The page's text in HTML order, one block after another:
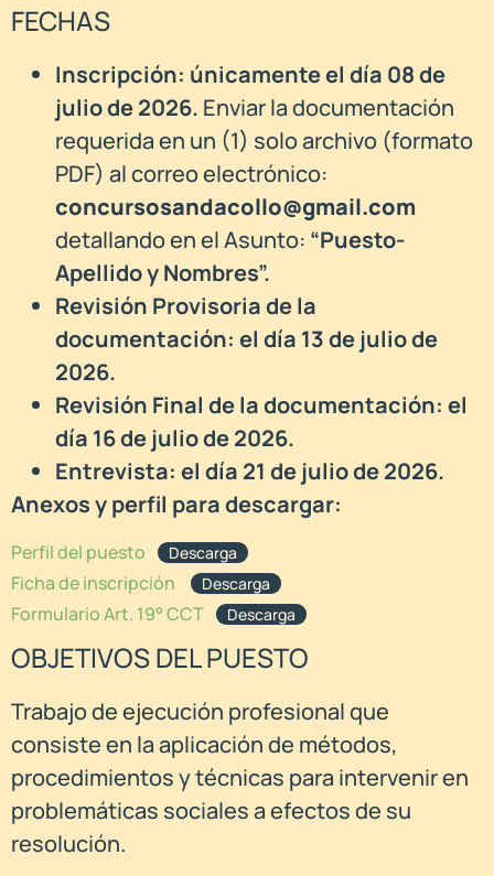
FECHAS
Inscripción: únicamente el día 08 de
julio de 2026. Enviar la documentación
requerida en un (1) solo archivo (formato
PDF) al correo electrónico:
concursosandacollo@gmail.com
detallando en el Asunto: “Puesto-
Apellido y Nombres”.
Revisión Provisoria de la
documentación: el día 13 de julio de
2026.
Revisión Final de la documentación: el
día 16 de julio de 2026.
Entrevista: el día 21 de julio de 2026.
Anexos y perfil para descargar:
Perfil del puesto Descarga
Ficha de inscripción Descarga
Formulario Art. 19° CCT Descarga
OBJETIVOS DEL PUESTO
Trabajo de ejecución profesional que
consiste en la aplicación de métodos,
procedimientos y técnicas para intervenir en
problemáticas sociales a efectos de su
resolución.